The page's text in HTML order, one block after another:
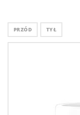
PRZÓD TYŁ